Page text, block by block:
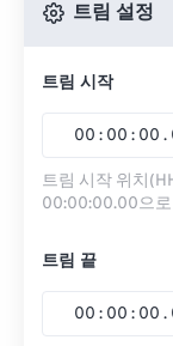
트림 설정
트림 시작
00 : 00 : 00 .
트림 시작 위치
00:00:00.00으로
트림 끝
00 : 00 : 00 .